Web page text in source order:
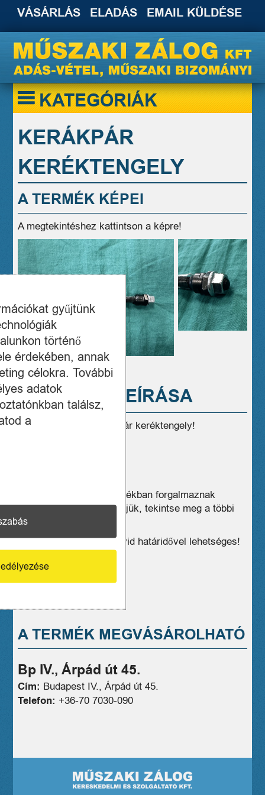
VÁSÁRLÁS ELADÁS EMAIL KÜLDÉSE
KATEGÓRIÁK
KERÁKPÁR
KERÉKTENGELY
A TERMÉK KÉPEI
A megtekintéshez kattintson a képre!
A TERMÉK LEÍRÁSA
Eladó jó állapotú kerákpár keréktengely!
Üzleteink széles választékban forgalmaznak
hasonló eszközöket, kérjük, tekintse meg a többi
termékünket is!
Kiszállítás, postázás rövid határidővel lehetséges!
06707030090
Ár:2999 Ft
A TERMÉK MEGVÁSÁROLHATÓ
Bp IV., Árpád út 45.
Cím: Budapest IV., Árpád út 45.
Telefon: +36-70 7030-090
gyűjtünk
történő
érdekében, annak
célokra. További
adatok
találsz,
a